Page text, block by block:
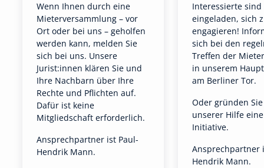
Wenn Ihnen durch eine
Mieterversammlung – vor
Ort oder bei uns – geholfen
werden kann, melden Sie
sich bei uns. Unsere
Jurist:innen klären Sie und
Ihre Nachbarn über Ihre
Rechte und Pflichten auf.
Dafür ist keine
Mitgliedschaft erforderlich.
Ansprechpartner ist Paul-
Hendrik Mann.
Interessierte
eingeladen, sich
engagieren!
sich bei den
Treffen der
in unserem
am Berliner Tor.
Oder gründen
unserer Hilfe
Initiative.
Ansprechpartner
Hendrik Mann.